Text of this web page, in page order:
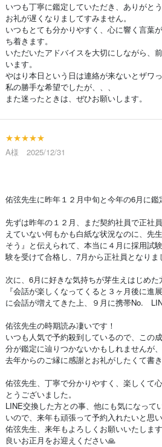
いつも丁寧に鑑定していただき、ありがとう
お礼が遅くなりましてすみません。
いつもとても分かりやすく、心に響く言葉
ち着きます。
いただいたアドバイスを大切にしながら、
います。
やはり本日という日は連絡が来ないとザワ
私の勝手な希望でしたが、、、
また迷ったときは、ぜひお願いします。
★★★★★
A様 2025/12/31
佑弦先生に昨年１２月中旬と今年の6月に鑑
先ずは昨年の１２月、まだ契約社員で正社
えていない何もかも白紙な状況なのに、先
そう』と伝えられて、本当に４月に採用試
験を受けて合格し、7月から正社員となりま
次に、6月に好きな気持ちが芽生えはじめた
『会話が楽しくなってくると３ヶ月後に進
に会話が増えてきた上、９月に携帯No.
佑弦先生の時期読み凄いです！
いつも人気で予約殺到しているので、この
分が鑑定に辿りつかないかもしれませんが、
去年からのご縁に感謝とお礼がしたくて書き
佑弦先生、丁寧で分かりやすく、楽しくて
とうございました。
LINE交換した方との事、他にも気になって
いので、来年も頑張って予約入れたいと思い
佑弦先生、来年もよろしくお願いいたしま
良いお正月をお迎えください🙏